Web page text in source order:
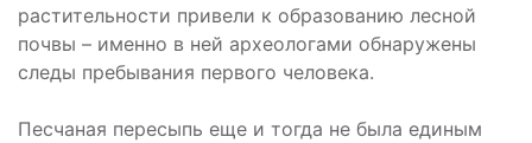
растительности привели к образованию лесной
почвы – именно в ней археологами обнаружены
следы пребывания первого человека.
Песчаная пересыпь еще и тогда не была единым